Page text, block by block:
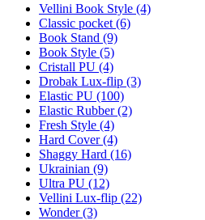
Vellini Book Style (4)
Classic pocket (6)
Book Stand (9)
Book Style (5)
Cristall PU (4)
Drobak Lux-flip (3)
Elastic PU (100)
Elastic Rubber (2)
Fresh Style (4)
Hard Cover (4)
Shaggy Hard (16)
Ukrainian (9)
Ultra PU (12)
Vellini Lux-flip (22)
Wonder (3)